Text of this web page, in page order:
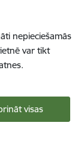
nepieciešamās
var tikt
visas